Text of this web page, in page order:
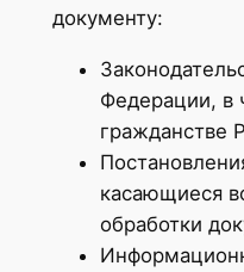
документу:
Федерации, в
гражданстве
касающиеся
обработки